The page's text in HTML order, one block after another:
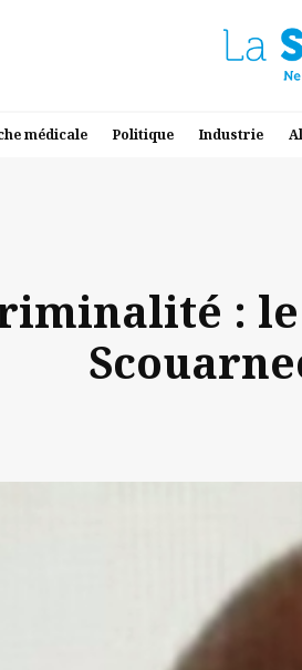
médicale Politique Industrie
: